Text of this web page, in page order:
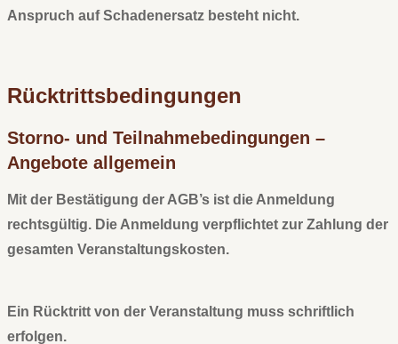
Anspruch auf Schadenersatz besteht nicht.
Rücktrittsbedingungen
Storno- und Teilnahmebedingungen –
Angebote allgemein
Mit der Bestätigung der AGB’s ist die Anmeldung
rechtsgültig. Die Anmeldung verpflichtet zur Zahlung der
gesamten Veranstaltungskosten.
Ein Rücktritt von der Veranstaltung muss schriftlich
erfolgen.